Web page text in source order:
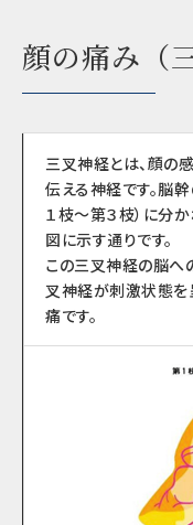
顔の痛み（
三叉神経とは、顔の
伝える神経です。脳
１枝〜第３枝）に分
図に示す通りです。
この三叉神経の脳へ
叉神経が刺激状態を
痛です。